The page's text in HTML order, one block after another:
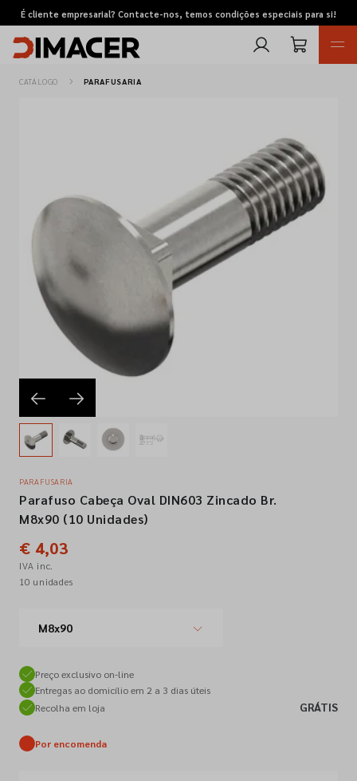
É cliente empresarial? Contacte-nos, temos condições especiais para si!
Retomas
Marcas
Favoritos
Empresa
Contactos
Siga-nos nas redes sociais
CATÁLOGO PARAFUSARIA
PARAFUSARIA
Parafuso Cabeça Oval DIN603 Zincado Br.
M8x90 (10 Unidades)
€ 4,03
IVA inc.
10 unidades
M8x90
Preço exclusivo on-line
Entregas ao domicílio em 2 a 3 dias úteis
Recolha em loja
GRÁTIS
Por encomenda